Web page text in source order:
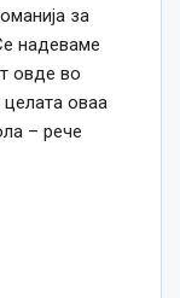
за
надеваме
овде во
целата оваа
– рече